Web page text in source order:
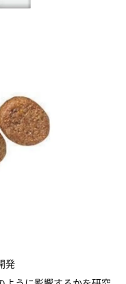
発